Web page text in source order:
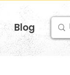
Blog